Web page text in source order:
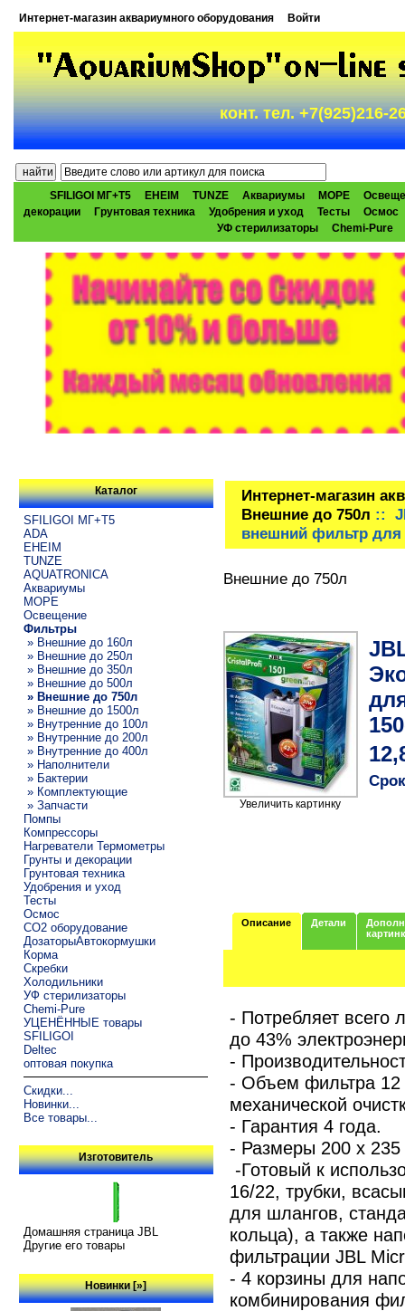
Интернет-магазин аквариумного оборудования Войти
конт. тел. +7(925)216-
SFILIGOI МГ+Т5 EHEIM TUNZE Аквариумы МОРЕ
декорации
Грунтовая техника Удобрения и уход Тесты
Осмос
УФ стерилизаторы
Chemi-Pure
Каталог
SFILIGOI МГ+Т5
ADA
EHEIM
TUNZE
AQUATRONICA
Аквариумы
МОРЕ
Освещение
Фильтры
» Внешние до 160л
» Внешние до 250л
» Внешние до 350л
» Внешние до 500л
» Внешние до 750л
» Внешние до 1500л
» Внутренние до 100л
» Внутренние до 200л
» Внутренние до 400л
» Наполнители
» Бактерии
» Комплектующие
» Запчасти
Помпы
Компрессоры
Нагреватели Термометры
Грунты и декорации
Грунтовая техника
Удобрения и уход
Тесты
Осмос
CO2 оборудование
ДозаторыАвтокормушки
Корма
Скребки
Холодильники
УФ стерилизаторы
Chemi-Pure
УЦЕНЁННЫЕ товары
SFILIGOI
Deltec
оптовая покупка
Скидки...
Новинки...
Все товары...
Изготовитель
Домашняя страница JBL
Другие его товары
Новинки [»]
Интернет-магазин
Внешние до 750л ::
внешний фильтр для
Внешние до 750л
Увеличить картинку
Описание Детали
- Потребляет всего
до 43%
-
- Объем фильтра 12
механической
- Гарантия 4 года.
- Размеры 200 x
-Готовый к
16/22, трубки,
для шлангов,
кольца), а также
фильтрации JBL
- 4 корзины для
комбинирования